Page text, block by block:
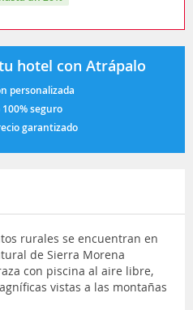
hotel con Atrápalo
personalizada
100% seguro
garantizado
rurales se encuentran en
de Sierra Morena
con piscina al aire libre,
vistas a las montañas